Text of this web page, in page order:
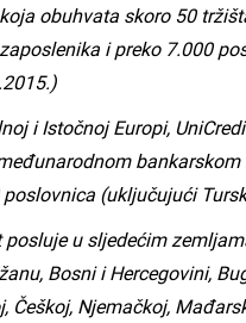
koja obuhvata skoro50 tržiš
zaposlenika i preko 7.000
i Istočnoj Europi,
đunarodnom bankarskom
poslovnica (uključujući
posluje u sljedećim
anu, Bosni i Hercegovini,
, Češkoj, Njemačkoj, Mađ